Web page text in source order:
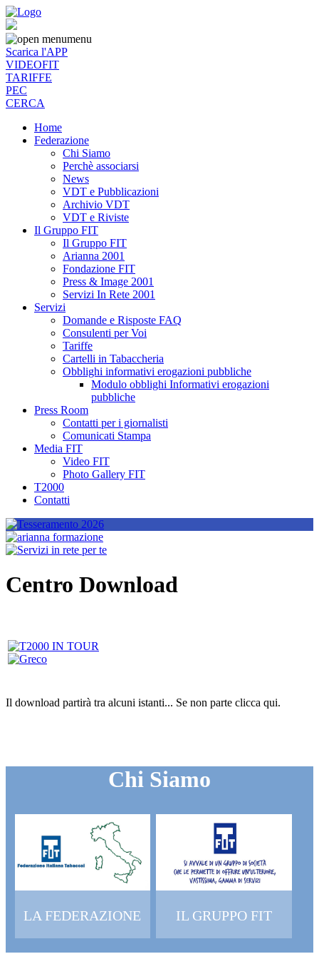
menu
Scarica l'APP
VIDEOFIT
TARIFFE
PEC
CERCA
Home
Federazione
Chi Siamo
Perchè associarsi
News
VDT e Pubblicazioni
Archivio VDT
VDT e Riviste
Il Gruppo FIT
Il Gruppo FIT
Arianna 2001
Fondazione FIT
Press & Image 2001
Servizi In Rete 2001
Servizi
Domande e Risposte FAQ
Consulenti per Voi
Tariffe
Cartelli in Tabaccheria
Obblighi informativi erogazioni pubbliche
Modulo obblighi Informativi erogazioni
pubbliche
Press Room
Contatti per i giornalisti
Comunicati Stampa
Media FIT
Video FIT
Photo Gallery FIT
T2000
Contatti
Centro Download
Il download partirà tra alcuni istanti... Se non parte clicca qui.
Chi Siamo
LA FEDERAZIONE IL GRUPPO FIT